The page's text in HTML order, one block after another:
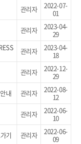
관리자
2022-07-
01
관리자
2023-04-
29
관리자
2023-04-
18
관리자
2022-12-
29
내 관리자
2022-08-
12
관리자
2022-06-
10
기 관리자
2022-06-
09